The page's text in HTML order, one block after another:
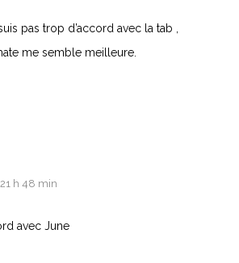
pas trop d’accord avec la tab ,
me semble meilleure.
h 48 min
avec June